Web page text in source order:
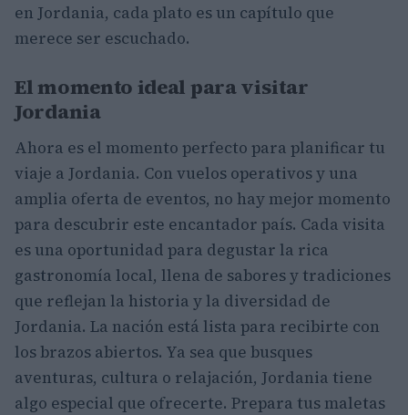
en Jordania, cada plato es un capítulo que
merece ser escuchado.
El momento ideal para visitar
Jordania
Ahora es el momento perfecto para planificar tu
viaje a Jordania. Con vuelos operativos y una
amplia oferta de eventos, no hay mejor momento
para descubrir este encantador país. Cada visita
es una oportunidad para degustar la rica
gastronomía local, llena de sabores y tradiciones
que reflejan la historia y la diversidad de
Jordania. La nación está lista para recibirte con
los brazos abiertos. Ya sea que busques
aventuras, cultura o relajación, Jordania tiene
algo especial que ofrecerte. Prepara tus maletas